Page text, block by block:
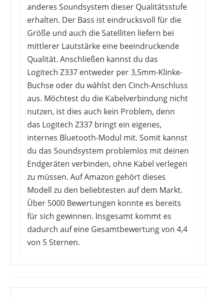
BOBTOT
179,99 € *
FENTON
169,90 €*
anderes Soundsystem dieser Qualitätsstufe
erhalten. Der Bass ist eindrucksvoll für die
Größe und auch die Satelliten liefern bei
mittlerer Lautstärke eine beeindruckende
Qualität. Anschließen kannst du das
Logitech Z337 entweder per 3,5mm-Klinke-
Buchse oder du wählst den Cinch-Anschluss
aus. Möchtest du die Kabelverbindung nicht
nutzen, ist dies auch kein Problem, denn
das Logitech Z337 bringt ein eigenes,
internes Bluetooth-Modul mit. Somit kannst
du das Soundsystem problemlos mit deinen
Endgeräten verbinden, ohne Kabel verlegen
zu müssen. Auf Amazon gehört dieses
Modell zu den beliebtesten auf dem Markt.
Über 5000 Bewertungen konnte es bereits
für sich gewinnen. Insgesamt kommt es
dadurch auf eine Gesamtbewertung von 4,4
von 5 Sternen.